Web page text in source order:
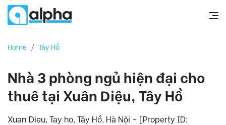
Home / Tây Hồ
Nhà 3 phòng ngủ hiện đại cho
thuê tại Xuân Diệu, Tây Hồ
Xuan Dieu, Tay ho, Tây Hồ, Hà Nội - [Property ID: